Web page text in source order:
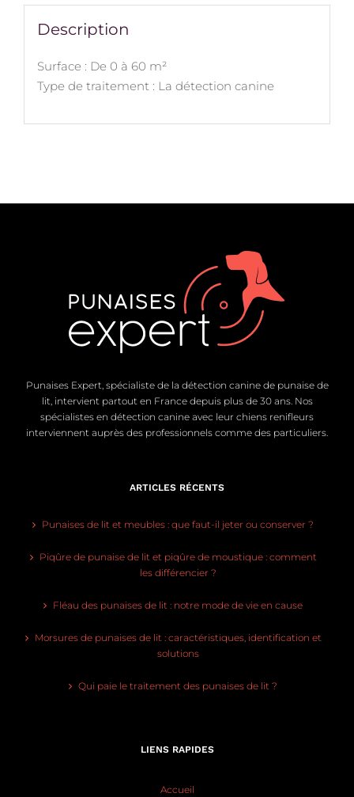
Description
Surface : De 0 à 60 m²
Type de traitement : La détection canine
Punaises Expert, spécialiste de la détection canine de punaise de
lit, intervient partout en France depuis plus de 30 ans. Nos
spécialistes en détection canine avec leur chiens renifleurs
interviennent auprès des professionnels comme des particuliers.
ARTICLES RÉCENTS
Punaises de lit et meubles : que faut-il jeter ou conserver ?
Piqûre de punaise de lit et piqûre de moustique : comment
les différencier ?
Fléau des punaises de lit : notre mode de vie en cause
Morsures de punaises de lit : caractéristiques, identification et
solutions
Qui paie le traitement des punaises de lit ?
LIENS RAPIDES
Accueil